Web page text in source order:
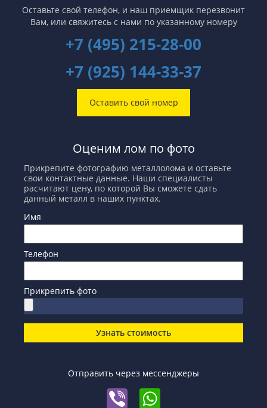
Оставьте свой телефон, и наш приемщик перезвонит
Вам, или свяжитесь с нами по указанному номеру
+7 (495) 215-28-00
+7 (925) 144-33-37
Оставить свой номер
Оценим лом по фото
Прикрепите фотографию металлолома и оставьте
свои контактные данные. Наши специалисты
расчитают цену, по которой Вы сможете сдать
данный металл в наших пунктах.
Имя
Телефон
Прикрепить фото
Узнать стоимость
Отправить через мессенджеры